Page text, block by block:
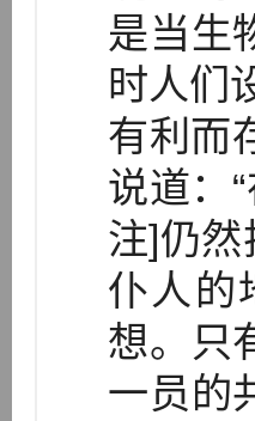
是当生
时人们
有利而
说道：
注]仍然
仆人的
想。只
一员的